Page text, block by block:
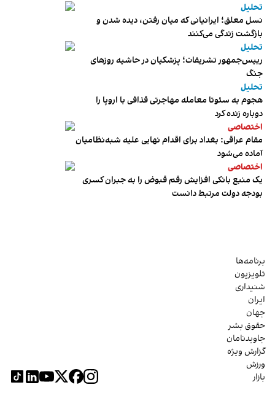
تحلیل
نسل معلق؛ ایرانیانی که میان رفتن، دیده شدن و
بازگشت زندگی می‌کنند
تحلیل
رییس‌جمهور تشریفات؛ پزشکیان در حاشیه روزهای
جنگ
تحلیل
هجوم به سئوتا معامله مهاجرتی قذافی با اروپا را
دوباره زنده کرد
اختصاصی
مقام عراقی: بغداد برای اقدام نهایی علیه شبه‌نظامیان
آماده می‌شود
اختصاصی
یک منبع بانکی افزایش رقم قبوض را به جبران کسری
بودجه دولت مرتبط دانست
برنامه‌ها
تلویزیون
شنیداری
ایران
جهان
حقوق بشر
جاویدنامان
گزارش ویژه
ورزش
بازار